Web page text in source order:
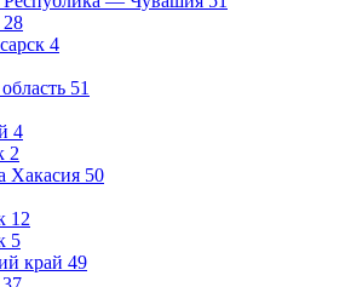
28
4
51
4
2
Хакасия 50
12
5
край 49